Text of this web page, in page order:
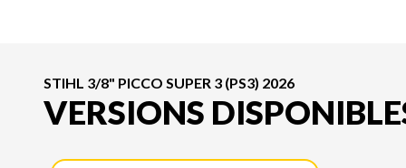
STIHL 3/8" PICCO SUPER 3 (PS3) 2026
VERSIONS